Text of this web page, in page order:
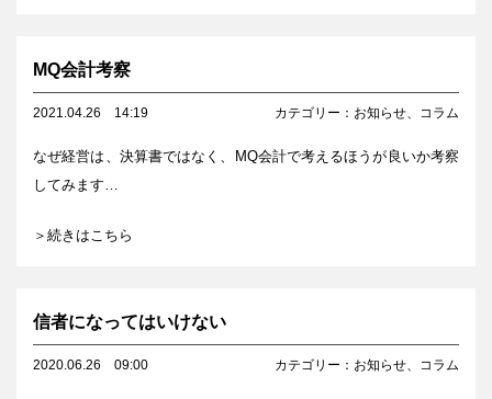
MQ会計考察
2021.04.26 14:19 カテゴリー： お知らせ、 コラム
なぜ経営は、決算書ではなく、MQ会計で考えるほうが良いか考察
してみます…
＞続きはこちら
信者になってはいけない
2020.06.26 09:00 カテゴリー： お知らせ、 コラム